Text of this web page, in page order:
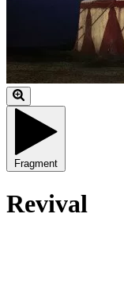
Fragment
Revival